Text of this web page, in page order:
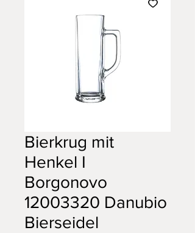
Bierkrug mit
Henkel I
Borgonovo
12003320 Danubio
Bierseidel